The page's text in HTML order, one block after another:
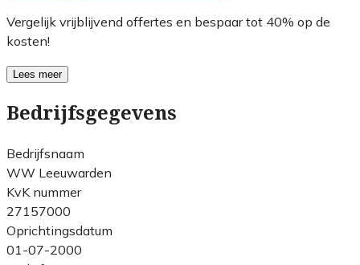
Vergelijk vrijblijvend offertes en bespaar tot 40% op de
kosten!
Lees meer
Bedrijfsgegevens
Bedrijfsnaam
WW Leeuwarden
KvK nummer
27157000
Oprichtingsdatum
01-07-2000